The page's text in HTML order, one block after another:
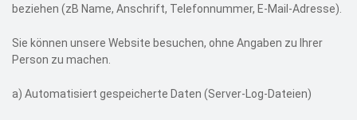
beziehen (zB Name, Anschrift, Telefonnummer, E-Mail-Adresse).
Sie können unsere Website besuchen, ohne Angaben zu Ihrer
Person zu machen.
a) Automatisiert gespeicherte Daten (Server-Log-Dateien)